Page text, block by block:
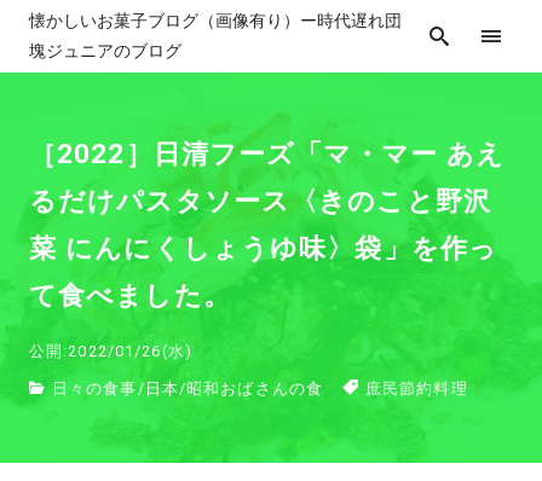
懐かしいお菓子ブログ（画像有り）ー時代遅れ団
塊ジュニアのブログ
［2022］日清フーズ「マ・マー あえ
るだけパスタソース〈きのこと野沢
菜 にんにくしょうゆ味〉袋」を作っ
て食べました。
公開:2022/01/26(水)
日々の食事 / 日本/昭和おばさんの食 庶民節約料理